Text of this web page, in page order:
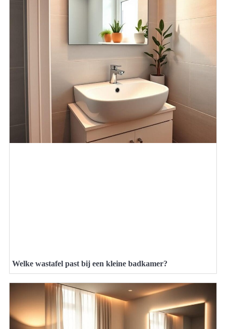
Welke wastafel past bij een kleine badkamer?